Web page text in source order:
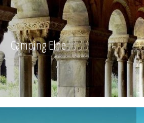
Camping Elne